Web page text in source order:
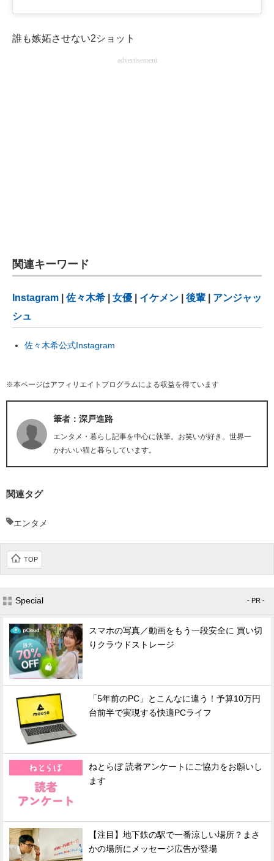
誰も嫉妬させない2ショット
advertisement
関連キーワード
Instagram 佐々木希 女優 イケメン 後輩
アンジャッ
シュ
佐々木希公式Instagram
※本ページはアフィリエイトプログラムによる収益を得ています
筆者：深戸進路
エンタメ・暮らし記事を中心に執筆。お笑いが好き。世界一
かわいい猫と暮らしています。
関連タグ
エンタメ
TOP
Special - PR -
スマホの写真／動画をもう一段安全に 買い切
りクラウドストレージ
「5年前のPC」とこんなに違う！予算10万円
台前半で実現する快適PCライフ
ねとらぼ 読者アンケートにご協力をお願いし
ます
【注目】地下鉄の駅で一番涼しい場所？まさ
かの場所にメッセージ広告が登場